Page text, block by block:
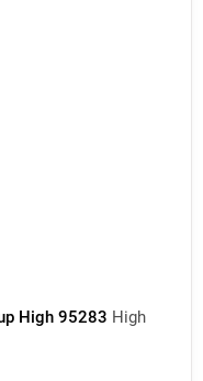
High 95283 High